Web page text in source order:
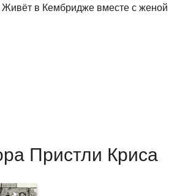
Живёт в Кембридже вместе с женой
Пристли Криса